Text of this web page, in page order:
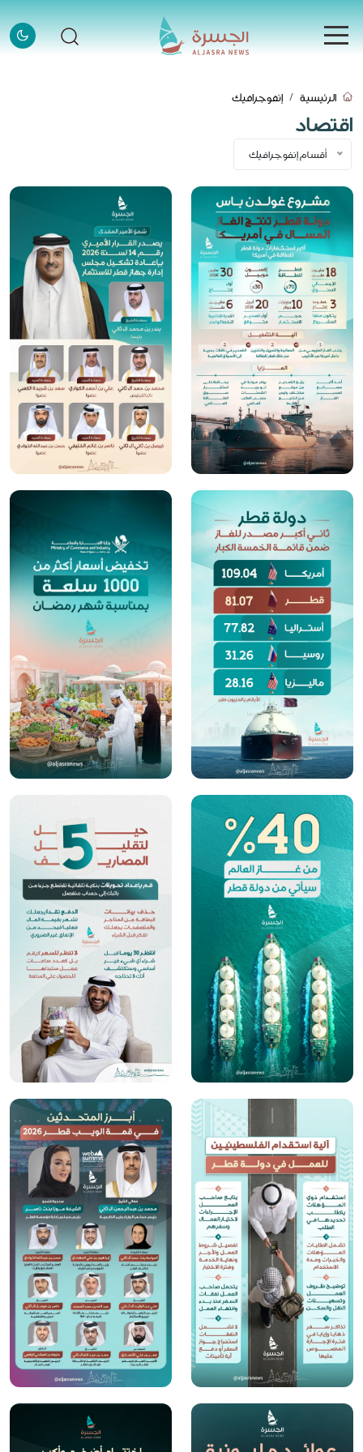
الرئيسية
الأخبار
الأخبار
إنفوجرافيك
قصص
قصص
فيديو
فيديو
قادة وملهمون
قادة وملهمون
اتصل بنا
اتصل بنا
الرئيسية إنفوجرافيك
اقتصاد
أقسام إنفوجرافيك